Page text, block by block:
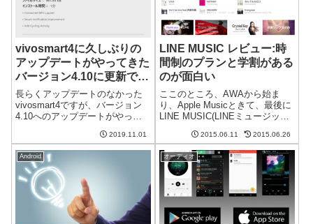
vivosmart4に久しぶりの
アップデートがやってきた
バージョン4.10に更新で
Connected GPSに対応
長らくアップデートのなかった
vivosmart4ですが、バージョン
4.10へのアップデートがやって
で、バージョンとしては大幅な
更新です。vivosmart4のレビュ
ーなどの記事をいろいろ書いて
います。下記のリン...
2019.11.01
LINE MUSIC レビュー:時
間制のプランと学割がある
のが面白い
ここのところ、AWAから始ま
り、Apple Musicときて、最後に
LINE MUSIC(LINEミュージック)
ービスが盛り上がっています。
(AWAとApple Musicに関する記
事はこちら) MUSICもよう...
2015.06.11 2015.06.26
Android オーディオ